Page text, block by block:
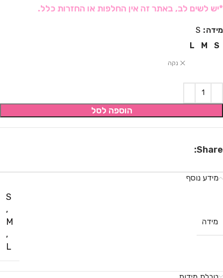
*יש לשים לב, באתר זה אין החלפות או החזרות כלל.
מידה
S
S
M
L
נקה
הוספה לסל
Share:
מידע נוסף
מידה
S
,
M
,
L